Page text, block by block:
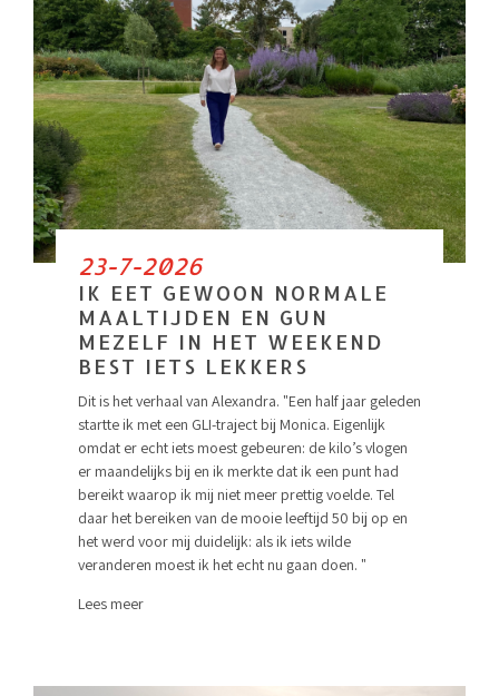
23-7-2026
IK EET GEWOON NORMALE
MAALTIJDEN EN GUN
MEZELF IN HET WEEKEND
BEST IETS LEKKERS
Dit is het verhaal van Alexandra. "Een half jaar geleden
startte ik met een GLI-traject bij Monica. Eigenlijk
omdat er echt iets moest gebeuren: de kilo’s vlogen
er maandelijks bij en ik merkte dat ik een punt had
bereikt waarop ik mij niet meer prettig voelde. Tel
daar het bereiken van de mooie leeftijd 50 bij op en
het werd voor mij duidelijk: als ik iets wilde
veranderen moest ik het echt nu gaan doen. "
Lees meer